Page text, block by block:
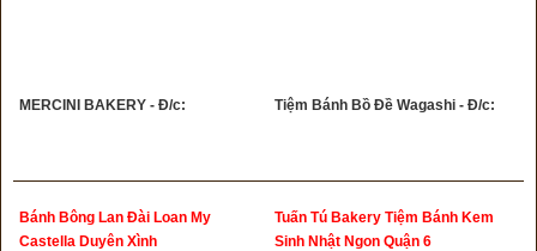
MERCINI BAKERY - Đ/c: Tiệm Bánh Bồ Đề Wagashi - Đ/c:
Bánh Bông Lan Đài Loan My
Castella Duyên Xình
Tuấn Tú Bakery Tiệm Bánh Kem
Sinh Nhật Ngon Quận 6